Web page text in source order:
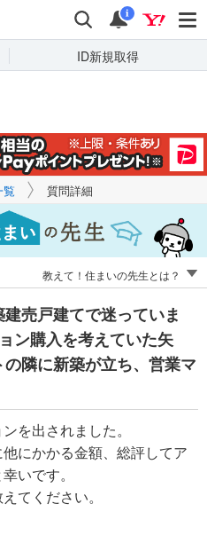
検索 通知
i
ID新規取得
キーワードで
質問を探す
覧 質問詳細
教えて！住まいの先生とは？
売戸建てで迷っていま
ン購入を考えていた矢
隣に新築が立ち、営業マ
を出されました。
にかかる金額、総評してア
いです。
てください。